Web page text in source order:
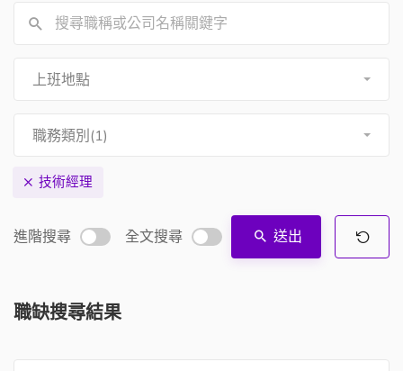
上班地點
職務類別(1)
技術經理
進階搜尋 全文搜尋 送出
職缺搜尋結果